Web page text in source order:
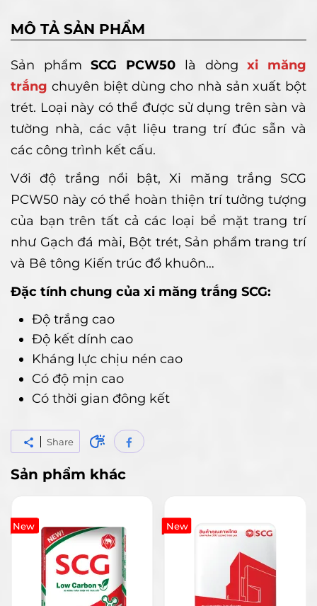
MÔ TẢ SẢN PHẨM
Sản phẩmSCG PCW50 là dòngxi măng
trắng chuyên biệt dùng cho nhà sản xuất bột
trét. Loại này có thể được sử dụng trên sàn và
tường nhà, các vật liệu trang trí đúc sẵn và
các công trình kết cấu.
Với độ trắng nổi bật, Xi măng trắng SCG
PCW50 này có thể hoàn thiện trí tưởng tượng
của bạn trên tất cả các loại bề mặt trang trí
như Gạch đá mài, Bột trét, Sản phẩm trang trí
và Bê tông Kiến trúc đổ khuôn…
Đặc tính chung của xi măng trắng SCG:
Độ trắng cao
Độ kết dính cao
Kháng lực chịu nén cao
Có độ mịn cao
Có thời gian đông kết
Share
Sản phẩm khác
New New